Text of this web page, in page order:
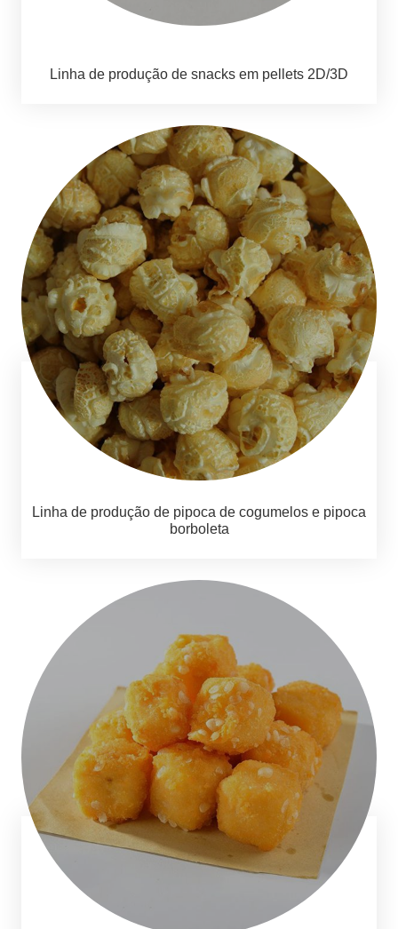
Linha de produção de snacks em pellets 2D/3D
Linha de produção de pipoca de cogumelos e pipoca
borboleta